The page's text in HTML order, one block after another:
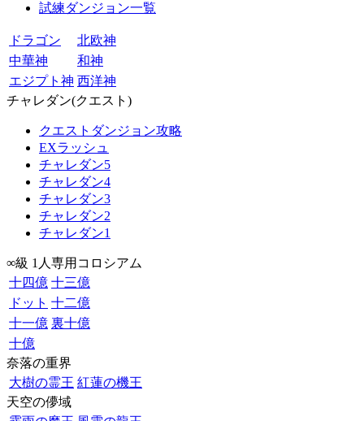
試練ダンジョン一覧
ドラゴン
北欧神
中華神
和神
エジプト神 西洋神
チャレダン(クエスト)
クエストダンジョン攻略
EXラッシュ
チャレダン5
チャレダン4
チャレダン3
チャレダン2
チャレダン1
∞級 1人専用コロシアム
十四億 十三億
ドット 十二億
十一億 裏十億
十億
奈落の重界
大樹の霊王 紅蓮の機王
天空の儚域